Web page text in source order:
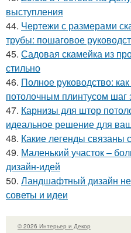
выступления
44. Чертежи с размерами
трубы: пошаговое
45. Садовая скамейка из
стильно
46. Полное руководство:
потолочным плинтусом шаг
47. Карнизы для штор
идеальное решение для
48. Какие легенды связаны
49. Маленький участок –
дизайн-идей
50. Ландшафтный дизайн
советы и идеи
© 2026 Интерьер и Декор